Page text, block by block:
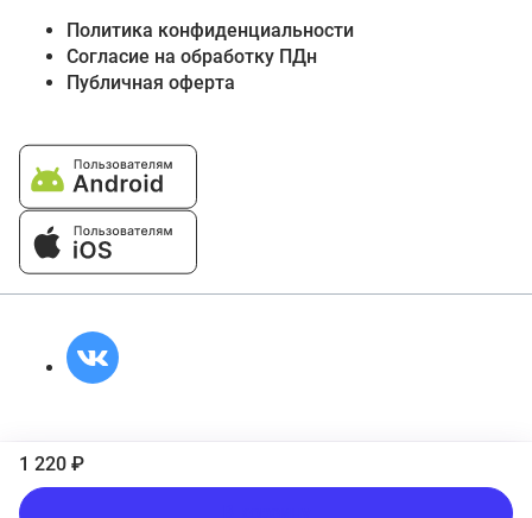
1 220 ₽
Политика конфиденциальности
Согласие на обработку ПДн
Публичная оферта